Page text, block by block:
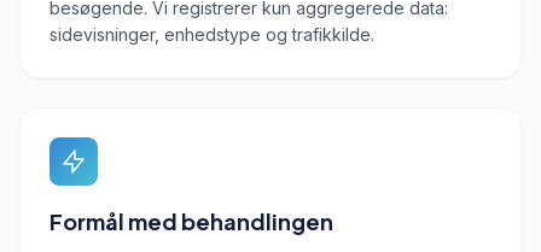
besøgende. Vi registrerer kun aggregerede data:
sidevisninger, enhedstype og trafikkilde.
Formål med behandlingen